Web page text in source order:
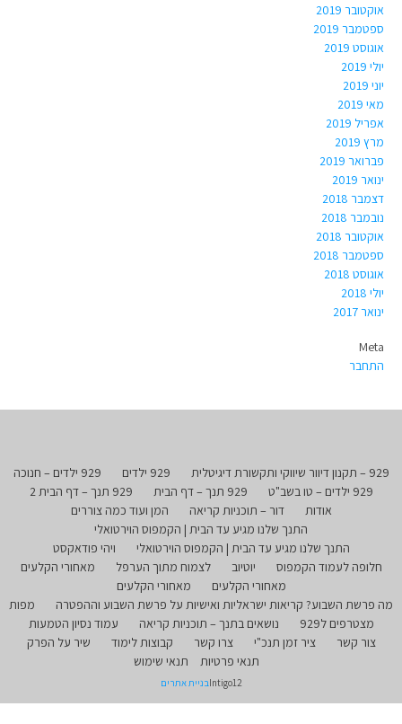
אוקטובר 2019
ספטמבר 2019
אוגוסט 2019
יולי 2019
יוני 2019
מאי 2019
אפריל 2019
מרץ 2019
פברואר 2019
ינואר 2019
דצמבר 2018
נובמבר 2018
אוקטובר 2018
ספטמבר 2018
אוגוסט 2018
יולי 2018
ינואר 2017
Meta
התחבר
929 – תקנון דיוור שיווקי ותקשורת דיגיטלית 929 ילדים
929 ילדים – חנוכה
929 ילדים – טו בשב"ט
929 תנך – דף הבית
929 תנך – דף הבית 2
אודות
דור – תוכניות קריאה
המן ועוד כמה צוררים
התנך שלנו מגיע עד הבית | הקמפוס הוירטואלי
התנך שלנו מגיע עד הבית | הקמפוס הוירטואלי
ויהי פודאקסט
חלופה לעמוד הקמפוס
יוטיוב לצמוח מתוך הערפל
מאחורי הקלעים
מאחורי הקלעים
מאחורי הקלעים
מה פרשת השבוע? קריאות ישראליות ואישיות על פרשת השבוע וההפטרה
מפות
מצטרפים ל929
נושאים בתנך – תוכניות קריאה
עמוד נסיון הטמעות
צור קשר
ציר זמן תנכ"י צרו קשר קבוצות לימוד
שיר על הפרק
תנאי פרטיות
תנאי שימוש
Intigo12בניית אתרים